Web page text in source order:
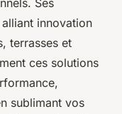
innovation
terrasses et
ces solutions
sublimant vos